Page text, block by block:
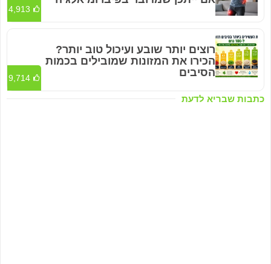
כתבות שבריא לדעת
4,913
רוצים יותר שובע ועיכול טוב יותר?
הכירו את המזונות שמובילים בכמות
הסיבים
9,714